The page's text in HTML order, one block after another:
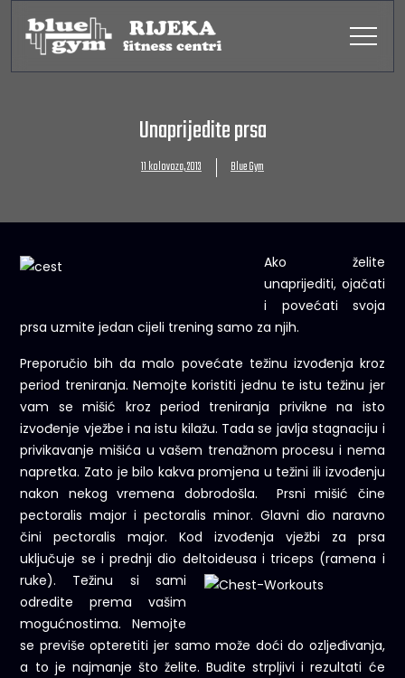
Unaprijedite prsa
11 kolovoza, 2013 Blue Gym
Ako želite
unaprijediti, ojačati
i povećati svoja
prsa uzmite jedan cijeli trening samo za njih.
Preporučio bih da malo povećate težinu izvođenja kroz
period treniranja. Nemojte koristiti jednu te istu težinu jer
vam se mišić kroz period treniranja privikne na isto
izvođenje vježbe i na istu kilažu. Tada se javlja stagnaciju i
privikavanje mišića u vašem trenažnom procesu i nema
napretka. Zato je bilo kakva promjena u težini ili izvođenju
nakon nekog vremena dobrodošla. Prsni mišić čine
pectoralis major i pectoralis minor. Glavni dio naravno
čini pectoralis major. Kod izvođenja vježbi za prsa
uključuje se i prednji dio deltoideusa i triceps (ramena i
ruke). Težinu si sami
odredite prema vašim
mogućnostima. Nemojte
se previše opteretiti jer samo može doći do ozljeđivanja,
a to je najmanje što želite. Budite strpljivi i rezultati će